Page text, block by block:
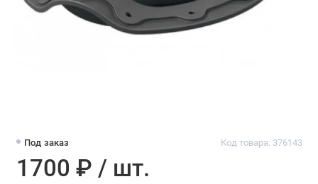
Под заказ Код товара: 376143
1700 ₽ / шт.